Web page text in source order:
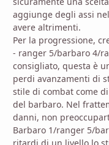
aggiunge degli assi
avere altrimenti.
Per la progressione,
- ranger 5/barbaro 4/
consigliato, questa è
perdi avanzamenti di
stile di combat come
del barbaro. Nel
danni, non
Barbaro 1/ranger 5/